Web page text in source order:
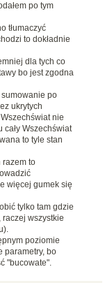
po tym
tłumaczyć
to dokładnie
dla tych co
bo jest zgodna
sumowanie po
ukrytych
nie
Wszechświat
to tyle stan
razem to
więcej gumek się
tylko tam gdzie
wszystkie
poziomie
parametry, bo
"bucowate".